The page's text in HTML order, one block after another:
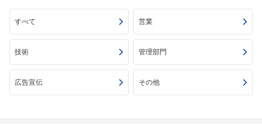
すべて 営業
技術 管理部門
広告宣伝 その他